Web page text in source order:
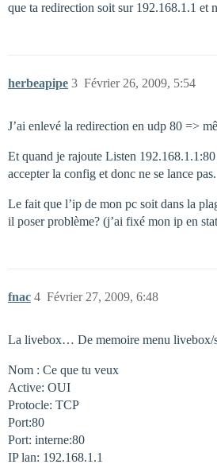
que ta redirection soit sur 192.168.1.1 et
herbeapipe Février 26, 2009, 5:54
3
J’ai enlevé la redirection en udp 80 =>
Et quand je rajoute Listen
accepter la config et donc ne se lance pas.
Le fait que l’ip de mon pc soit dans la
il poser problème? (j’ai fixé mon ip en
fnac Février 27, 2009, 6:48
4
La livebox… De memoire menu livebox/
Nom : Ce que tu veux
Active: OUI
Protocle: TCP
Port:80
Port: interne:80
IP lan: 192.168.1.1